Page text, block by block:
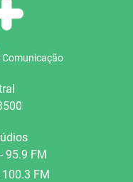
Comunicação
95.9 FM
FM